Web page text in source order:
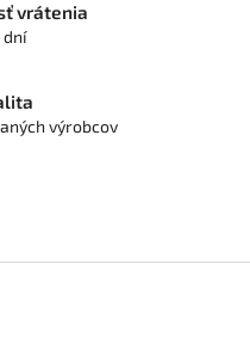
vrátenia
dní
výrobcov